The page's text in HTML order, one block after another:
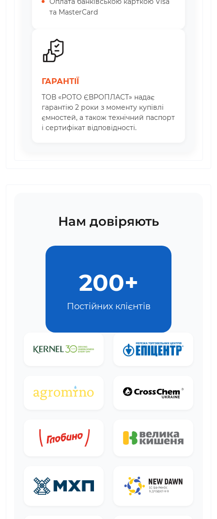
та MasterCard
ГАРАНТІЇ
ТОВ «РОТО ЄВРОПЛАСТ» надає
гарантію 2 роки з моменту купівлі
ємностей, а також технічний паспорт
і сертифікат відповідності.
Нам довіряють
200+
Постійних клієнтів